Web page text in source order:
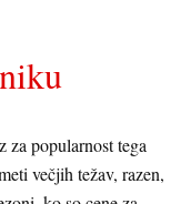
popularnost tega
večjih težav, razen,